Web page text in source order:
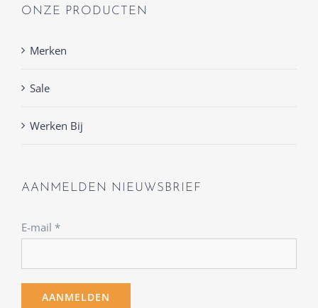
ONZE PRODUCTEN
Merken
Sale
Werken Bij
AANMELDEN NIEUWSBRIEF
E-mail *